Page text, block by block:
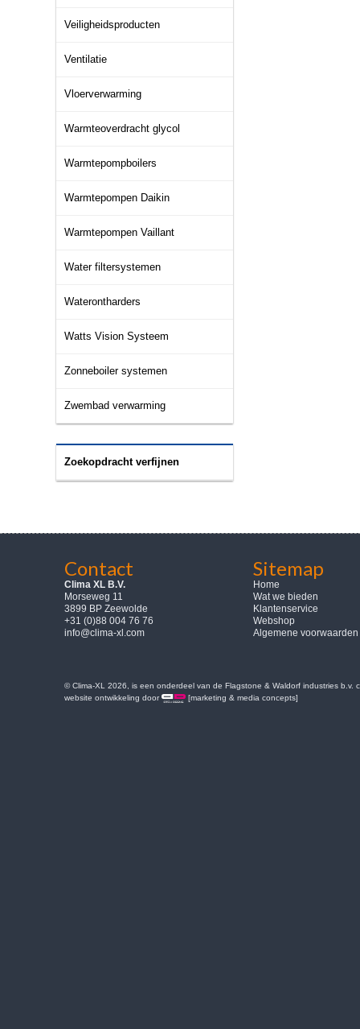
Veiligheidsproducten
Ventilatie
Vloerverwarming
Warmteoverdracht glycol
Warmtepompboilers
Warmtepompen Daikin
Warmtepompen Vaillant
Water filtersystemen
Waterontharders
Watts Vision Systeem
Zonneboiler systemen
Zwembad verwarming
Zoekopdracht verfijnen
Contact
Clima XL B.V.
Morseweg 11
3899 BP Zeewolde
+31 (0)88 004 76 76
info@clima-xl.com
Sitemap
Home
Wat we bieden
Klantenservice
Webshop
Algemene voorwaarden
© Clima-XL 2026, is een onderdeel van de Flagstone & Waldorf industries b.v.
website ontwikkeling door
[marketing & media concepts]